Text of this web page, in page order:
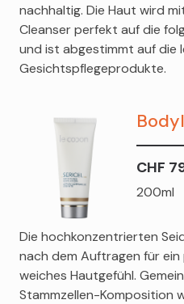
nachhaltig. Die Haut wird
Cleanser perfekt auf die
und ist abgestimmt auf die
Gesichtspflegeprodukte.
CHF
200ml
Die hochkonzentrierten
nach dem Auftragen für
weiches Hautgefühl.
Stammzellen-Komposition